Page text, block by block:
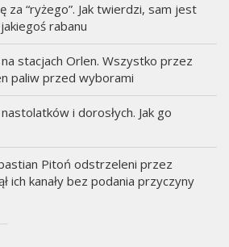
za “ryżego”. Jak twierdzi, sam jest
rabanu
stacjach Orlen. Wszystko przez
paliw przed wyborami
i dorosłych. Jak go
Pitoń odstrzeleni przez
ich kanały bez podania przyczyny